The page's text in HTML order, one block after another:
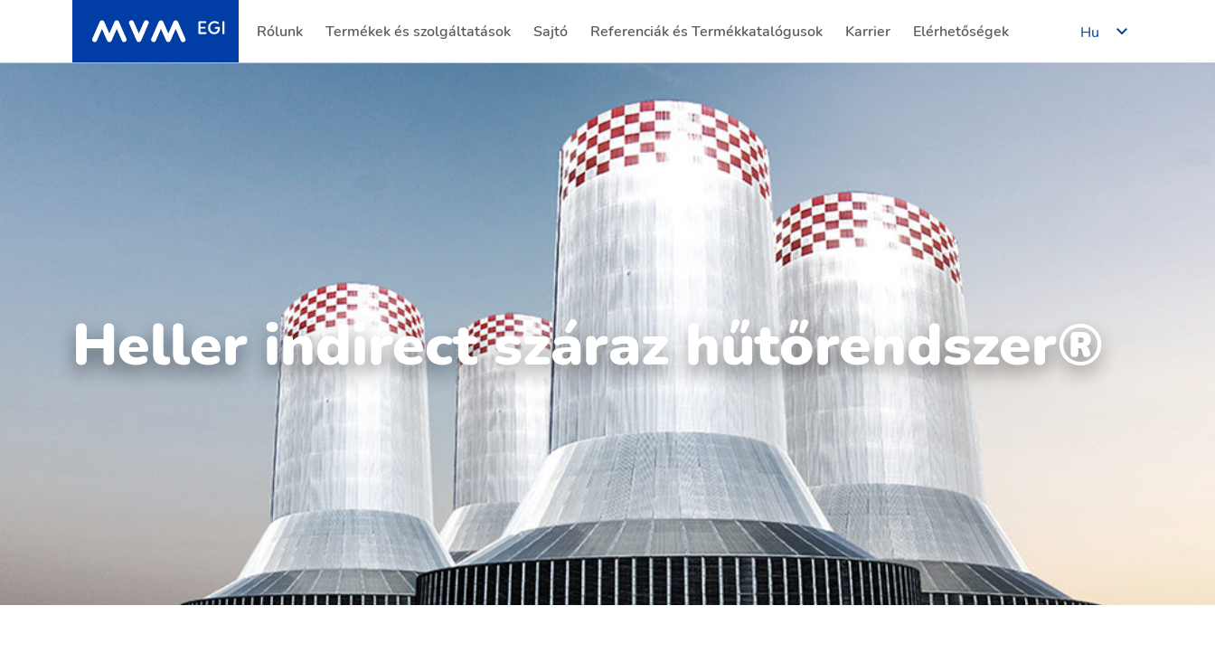
Rólunk Termékek és szolgáltatások Sajtó Referenciák és Termékkatalógusok
(current) Karrier
(current) Elérhetőségek
(current) Hu
Heller indirect száraz hűtőrendszer®